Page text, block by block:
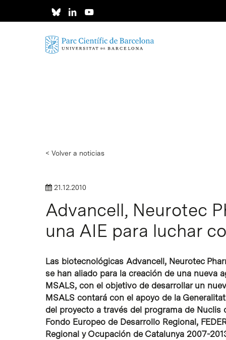
Intro para buscar o ESC per cerrar
< Volver a noticias
21.12.2010
Advancell, Neurotec
una AIE para luchar
Las biotecnológicas Advancell, Neurotec
se han aliado para la creación de una nueva
MSALS, con el objetivo de desarrollar un
MSALS contará con el apoyo de la
del proyecto a través del programa de
Fondo Europeo de Desarrollo Regional,
Regional y Ocupación de Catalunya 2007-